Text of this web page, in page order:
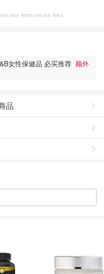
buy items via our links.
女性保健品 必买推荐 额外
品